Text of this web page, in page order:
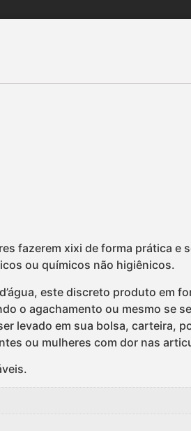
fazerem xixi de forma prática e
ou químicos não higiênicos.
este discreto produto em
o agachamento ou mesmo se
levado em sua bolsa, carteira,
ou mulheres com dor nas